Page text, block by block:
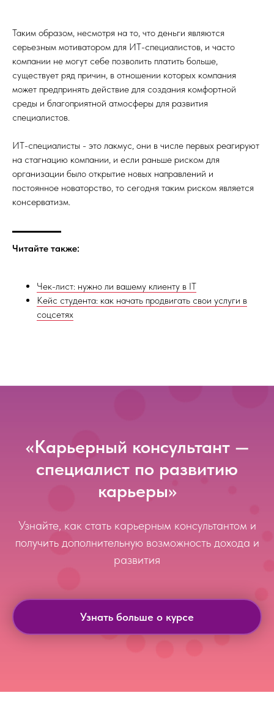
Таким образом, несмотря на то, что деньги являются
серьезным мотиватором для ИТ-специалистов, и часто
компании не могут себе позволить платить больше,
существует ряд причин, в отношении которых компания
может предпринять действие для создания комфортной
среды и благоприятной атмосферы для развития
специалистов.
ИТ-специалисты - это лакмус, они в числе первых реагируют
на стагнацию компании, и если раньше риском для
организации было открытие новых направлений и
постоянное новаторство, то сегодня таким риском является
консерватизм.
Читайте также:
Чек-лист: нужно ли вашему клиенту в IT
Кейс студента: как начать продвигать свои услуги в
соцсетях
«Карьерный консультант —
специалист по развитию
карьеры»
Узнайте, как стать карьерным консультантом и
получить дополнительную возможность дохода и
развития
Узнать больше о курсе